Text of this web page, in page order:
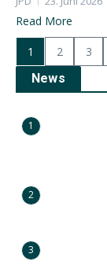
Read More
1 2 3
News
1
2
3